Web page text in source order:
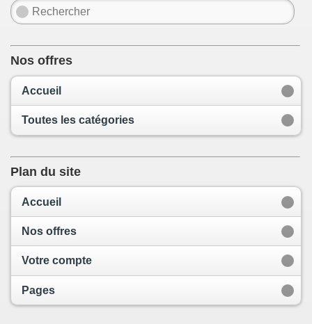
Nos offres
Accueil
Toutes les catégories
Plan du site
Accueil
Nos offres
Votre compte
Pages